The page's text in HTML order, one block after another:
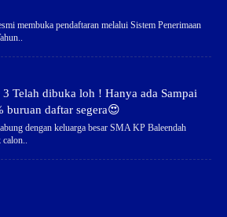
membuka pendaftaran melalui Sistem Penerimaan
Telah dibuka loh ! Hanya ada Sampai
daftar segera😍
dengan keluarga besar SMA KP Baleendah